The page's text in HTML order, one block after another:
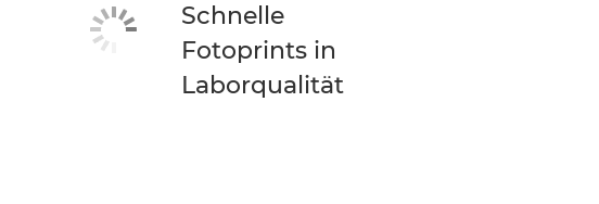
Schnelle
Fotoprints in
Laborqualität